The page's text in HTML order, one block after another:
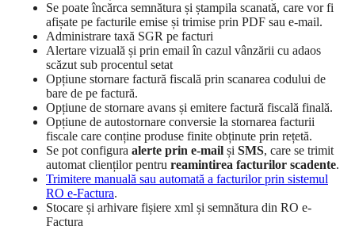
Se poate încărca semnătura și ștampila scanată, care vor fi
afișate pe facturile emise și trimise prin PDF sau e-mail.
Administrare taxă SGR pe facturi
Alertare vizuală și prin email în cazul vânzării cu adaos
scăzut sub procentul setat
Opțiune stornare factură fiscală prin scanarea codului de
bare de pe factură.
Opțiune de stornare avans și emitere factură fiscală finală.
Opțiune de autostornare conversie la stornarea facturii
fiscale care conține produse finite obținute prin rețetă.
Se pot configura alerte prin e-mail și SMS, care se trimit
automat clienților pentru reamintirea facturilor scadente.
Trimitere manuală sau automată a facturilor prin sistemul
RO e-Factura.
Stocare și arhivare fișiere xml și semnătura din RO e-
Factura